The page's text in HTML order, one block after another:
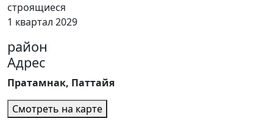
строящиеся
1 квартал 2029
район
Адрес
Пратамнак, Паттайя
Смотреть на карте